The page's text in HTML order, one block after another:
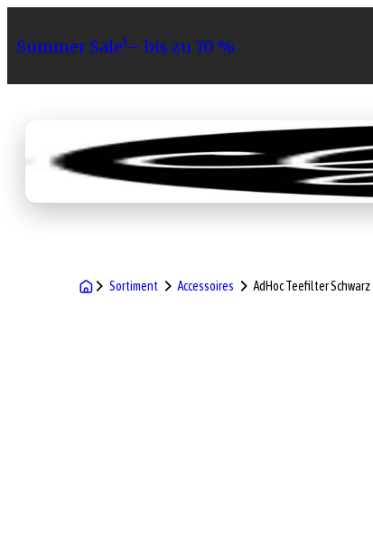
Summer Sale¹– bis zu 70 %
Sortiment Geschenke
Sortiment Accessoires AdHoc Teefilter Schwarz